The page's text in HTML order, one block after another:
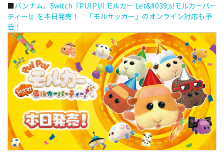
■バンナム、Switch『PUI PUI モルカー Let&#039;s!モルカーパー
ティー!』を本日発売！ 「モルサッカー」のオンライン対応も予
告！